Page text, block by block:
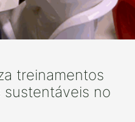
treinamentos
sustentáveis no